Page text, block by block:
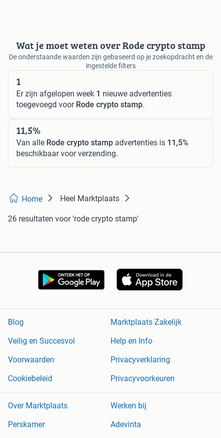
Wat je moet weten over Rode crypto stamp
De onderstaande waarden zijn gebaseerd op je zoekopdracht en de
ingestelde filters
1
Er zijn afgelopen week 1 nieuwe advertenties
toegevoegd voor Rode crypto stamp.
11,5%
Van alle Rode crypto stamp advertenties is 11,5%
beschikbaar voor verzending.
Home Heel Marktplaats
26 resultaten voor 'rode crypto stamp'
Blog
Marktplaats Zakelijk
Veilig en Succesvol
Help en Info
Voorwaarden
Privacyverklaring
Cookiebeleid
Privacyvoorkeuren
Over Marktplaats
Werken bij
Perskamer
Adevinta